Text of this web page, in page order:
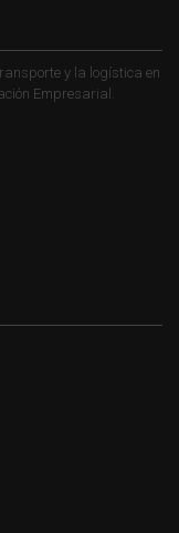
y la logística en
Empresarial.